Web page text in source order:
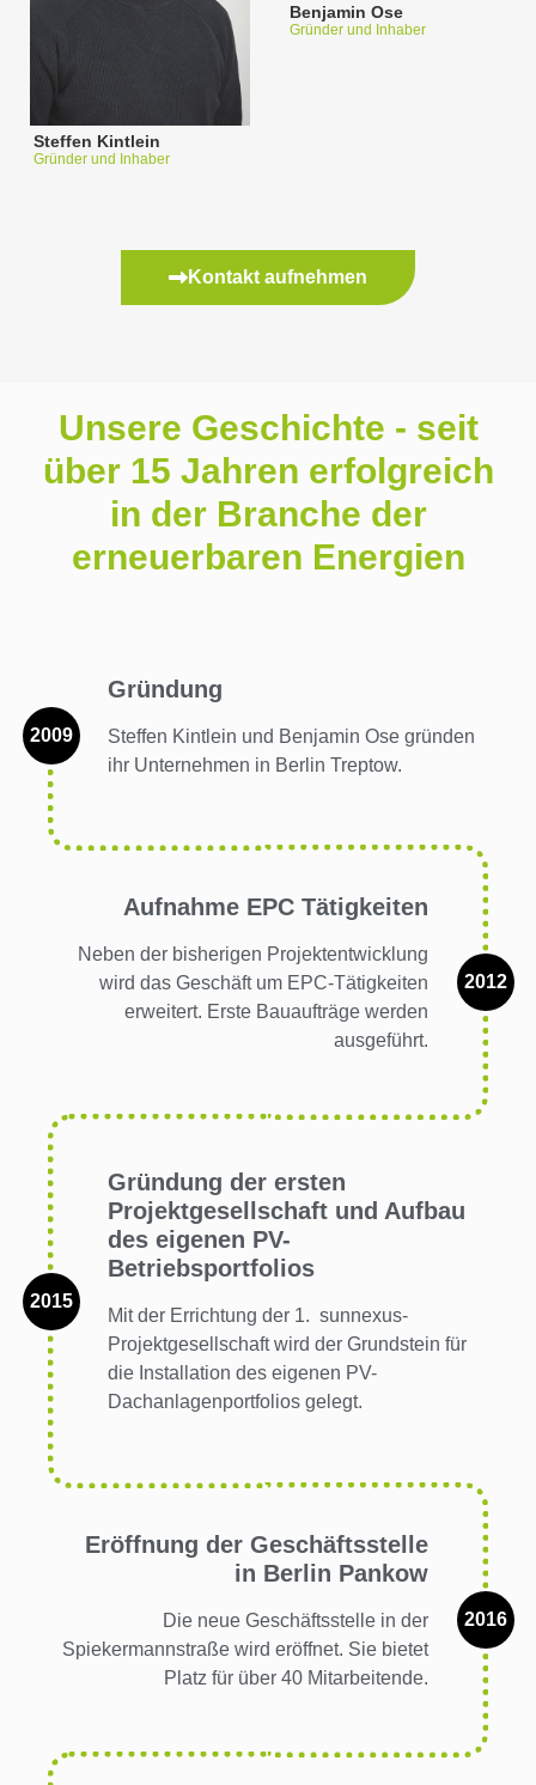
Steffen Kintlein
Gründer und Inhaber
Benjamin Ose
Gründer und Inhaber
Kontakt aufnehmen
Unsere Geschichte - seit
über 15 Jahren erfolgreich
in der Branche der
erneuerbaren Energien
2009
Gründung
Steffen Kintlein und Benjamin Ose gründen
ihr Unternehmen in Berlin Treptow.
2012
Aufnahme EPC Tätigkeiten
Neben der bisherigen Projektentwicklung
wird das Geschäft um EPC-Tätigkeiten
erweitert. Erste Bauaufträge werden
ausgeführt.
2015
Gründung der ersten
Projektgesellschaft und Aufbau
des eigenen PV-
Betriebsportfolios
Mit der Errichtung der 1. sunnexus-
Projektgesellschaft wird der Grundstein für
die Installation des eigenen PV-
Dachanlagenportfolios gelegt.
2016
Eröffnung der Geschäftsstelle
in Berlin Pankow
Die neue Geschäftsstelle in der
Spiekermannstraße wird eröffnet. Sie bietet
Platz für über 40 Mitarbeitende.